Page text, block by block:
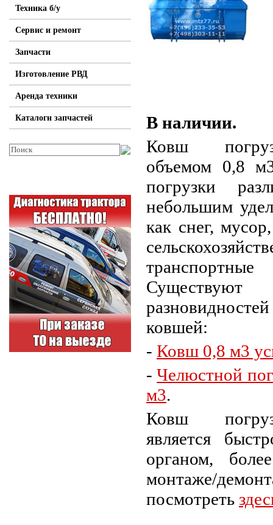
В наличии.
Ковш
объемом 0,8
погрузки
небольшим
как снег,
ковшей:
- Ковш 0,8 м3
-Челюстной
м3.
Ковш
является
органом,
монтаже/
посмотреть
Техника б/у
Сервис и ремонт
Запчасти
Изготовление РВД
Аренда техники
Каталоги запчастей